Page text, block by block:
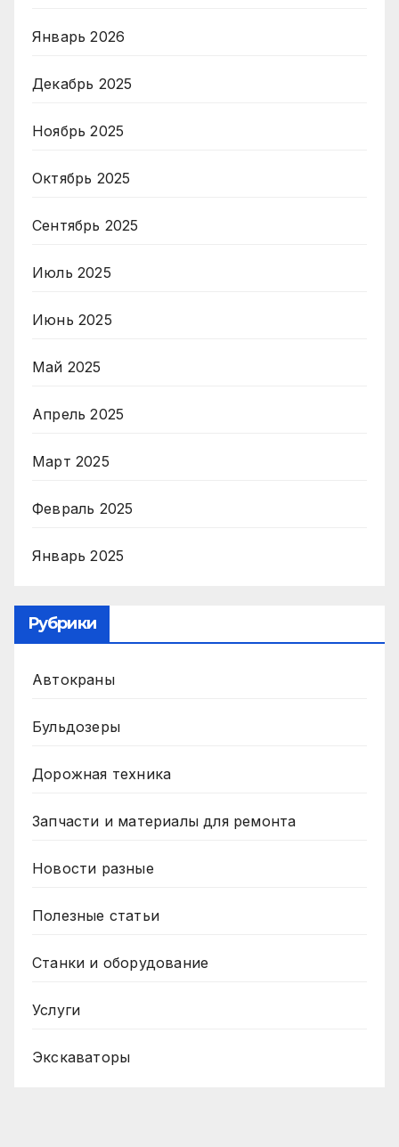
Январь 2026
Декабрь 2025
Ноябрь 2025
Октябрь 2025
Сентябрь 2025
Июль 2025
Июнь 2025
Май 2025
Апрель 2025
Март 2025
Февраль 2025
Январь 2025
Рубрики
Автокраны
Бульдозеры
Дорожная техника
Запчасти и материалы для ремонта
Новости разные
Полезные статьи
Станки и оборудование
Услуги
Экскаваторы